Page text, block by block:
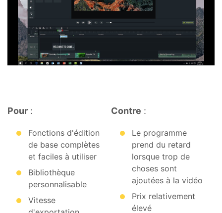
Pour :
Fonctions d'édition
de base complètes
et faciles à utiliser
Bibliothèque
personnalisable
Vitesse
Contre :
Le programme
prend du retard
lorsque trop de
choses sont
ajoutées à la vidéo
Prix relativement
élevé